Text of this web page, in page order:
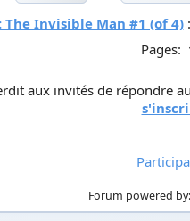
Invisible Man #1 (of 4):
Pages:
aux invités de répondre
Forum powered